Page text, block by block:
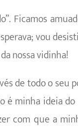
Ficamos
vou
nossa vidinha!
de todo o
é minha ideia
com que a